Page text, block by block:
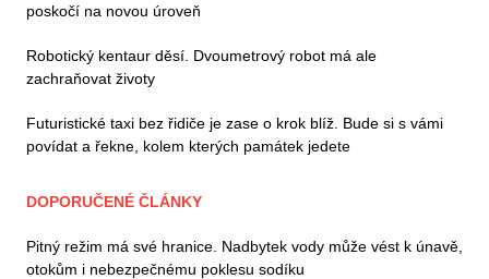
poskočí na novou úroveň
Robotický kentaur děsí. Dvoumetrový robot má ale
zachraňovat životy
Futuristické taxi bez řidiče je zase o krok blíž. Bude si s vámi
povídat a řekne, kolem kterých památek jedete
DOPORUČENÉ ČLÁNKY
Pitný režim má své hranice. Nadbytek vody může vést k únavě,
otokům i nebezpečnému poklesu sodíku